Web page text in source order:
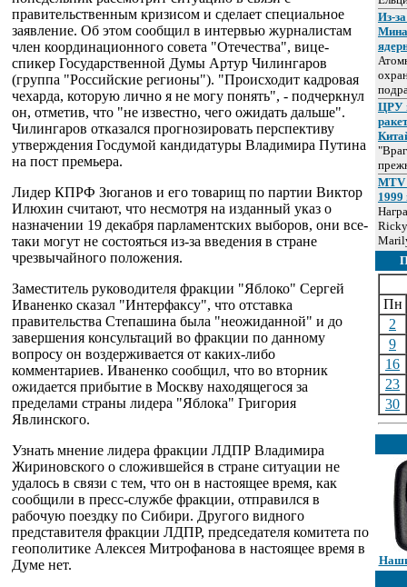
правительственным кризисом и сделает специальное
заявление. Об этом сообщил в интервью журналистам
член координационного совета "Отечества", вице-
спикер Государственной Думы Артур Чилингаров
(группа "Российские регионы"). "Происходит кадровая
чехарда, которую лично я не могу понять", - подчеркнул
он, отметив, что "не известно, чего ожидать дальше".
Чилингаров отказался прогнозировать перспективу
утверждения Госдумой кандидатуры Владимира Путина
на пост премьера.
Лидер КПРФ Зюганов и его товарищ по партии Виктор
Илюхин считают, что несмотря на изданный указ о
назначении 19 декабря парламентских выборов, они все-
таки могут не состояться из-за введения в стране
чрезвычайного положения.
Заместитель руководителя фракции "Яблоко" Сергей
Иваненко сказал "Интерфаксу", что отставка
правительства Степашина была "неожиданной" и до
завершения консультаций во фракции по данному
вопросу он воздерживается от каких-либо
комментариев. Иваненко сообщил, что во вторник
ожидается прибытие в Москву находящегося за
пределами страны лидера "Яблока" Григория
Явлинского.
Узнать мнение лидера фракции ЛДПР Владимира
Жириновского о сложившейся в стране ситуации не
удалось в связи с тем, что он в настоящее время, как
сообщили в пресс-службе фракции, отправился в
рабочую поездку по Сибири. Другого видного
представителя фракции ЛДПР, председателя комитета по
геополитике Алексея Митрофанова в настоящее время в
Думе нет.
Из-
ЦРУ
MTV
1999
Пн
2
9
16
23
30